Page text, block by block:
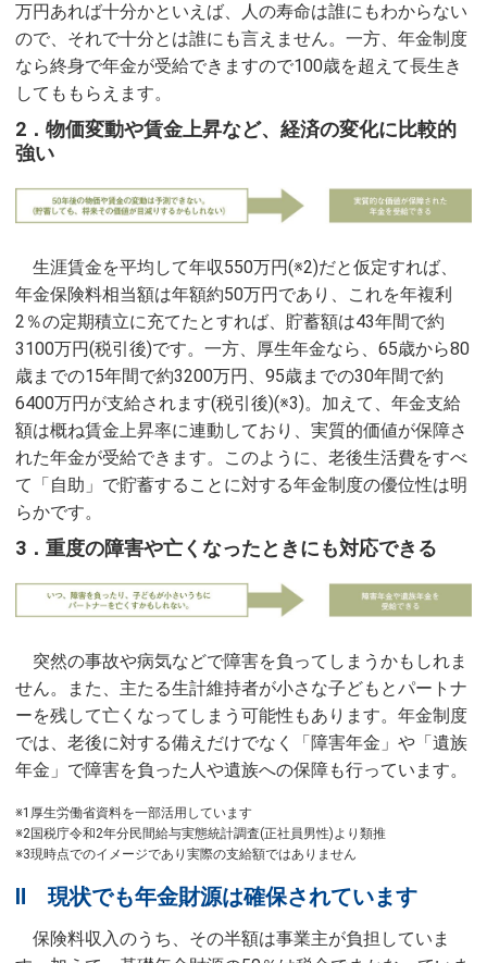
万円あれば十分かといえば、人の寿命は誰にもわからない
ので、それで十分とは誰にも言えません。一方、年金制度
なら終身で年金が受給できますので100歳を超えて長生き
してももらえます。
2．物価変動や賃金上昇など、経済の変化に比較的
強い
生涯賃金を平均して年収550万円(※2)だと仮定すれば、
年金保険料相当額は年額約50万円であり、これを年複利
2％の定期積立に充てたとすれば、貯蓄額は43年間で約
3100万円(税引後)です。一方、厚生年金なら、65歳から80
歳までの15年間で約3200万円、95歳までの30年間で約
6400万円が支給されます(税引後)(※3)。加えて、年金支給
額は概ね賃金上昇率に連動しており、実質的価値が保障さ
れた年金が受給できます。このように、老後生活費をすべ
て「自助」で貯蓄することに対する年金制度の優位性は明
らかです。
3．重度の障害や亡くなったときにも対応できる
突然の事故や病気などで障害を負ってしまうかもしれま
せん。また、主たる生計維持者が小さな子どもとパートナ
ーを残して亡くなってしまう可能性もあります。年金制度
では、老後に対する備えだけでなく「障害年金」や「遺族
年金」で障害を負った人や遺族への保障も行っています。
※1厚生労働省資料を一部活用しています
※2国税庁令和2年分民間給与実態統計調査(正社員男性)より類推
※3現時点でのイメージであり実際の支給額ではありません
Ⅱ 現状でも年金財源は確保されています
保険料収入のうち、その半額は事業主が負担していま